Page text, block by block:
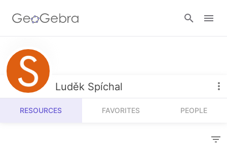
Resources
Number Sense
Algebra
Calculators Luděk Spíchal
RESOURCES FAVORITES PEOPLE